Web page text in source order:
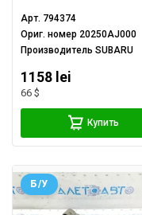
Арт. 794374
Ориг. номер 20250AJ000
ПроизводительSUBARU
1158 lei
66 $
Купить
Б/У